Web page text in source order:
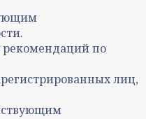
.
рекомендаций по
лиц,